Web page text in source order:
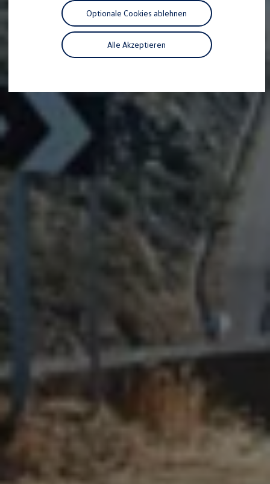
California Reisen & Erlebnisse
California App
California Lifestyle & Zubehör
Übernachten im California
Unternehmen
Karriere im Autohaus
Nachhaltigkeit
Kunden
Gesellschaft
Natur
Events
Rückblick VW Bus Festival 2023
75 Jahre Bulli Jubiläum
Bulli Magazin
Fahrzeugabholung ab Werk
Alle Akzeptieren
Optionale Cookies ablehnen